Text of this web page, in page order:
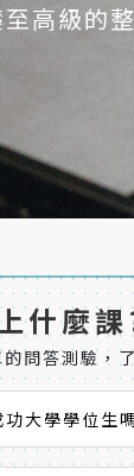
高級的
什麼
問答測驗，